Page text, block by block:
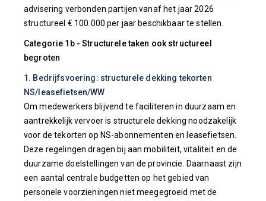
advisering verbonden partijen vanaf het jaar 2026
structureel € 100.000 per jaar beschikbaar te stellen.
Categorie 1b - Structurele taken ook structureel
begroten
1. Bedrijfsvoering: structurele dekking tekorten
NS/leasefietsen/WW
Om medewerkers blijvend te faciliteren in duurzaam en
aantrekkelijk vervoer is structurele dekking noodzakelijk
voor de tekorten op NS-abonnementen en leasefietsen.
Deze regelingen dragen bij aan mobiliteit, vitaliteit en de
duurzame doelstellingen van de provincie. Daarnaast zijn
een aantal centrale budgetten op het gebied van
personele voorzieningen niet meegegroeid met de